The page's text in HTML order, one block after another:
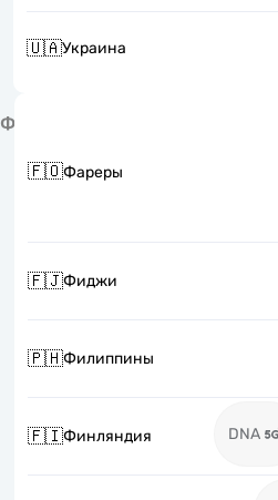
🇺🇦Украина
Ф
🇫🇴Фареры
🇫🇯Фиджи
🇵🇭Филиппины
🇫🇮Финляндия DNA